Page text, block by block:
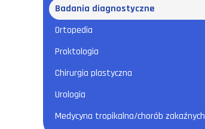
Badania diagnostyczne
Ortopedia
Proktologia
Chirurgia plastyczna
Urologia
Medycyna tropikalna/chorób zakaźnych